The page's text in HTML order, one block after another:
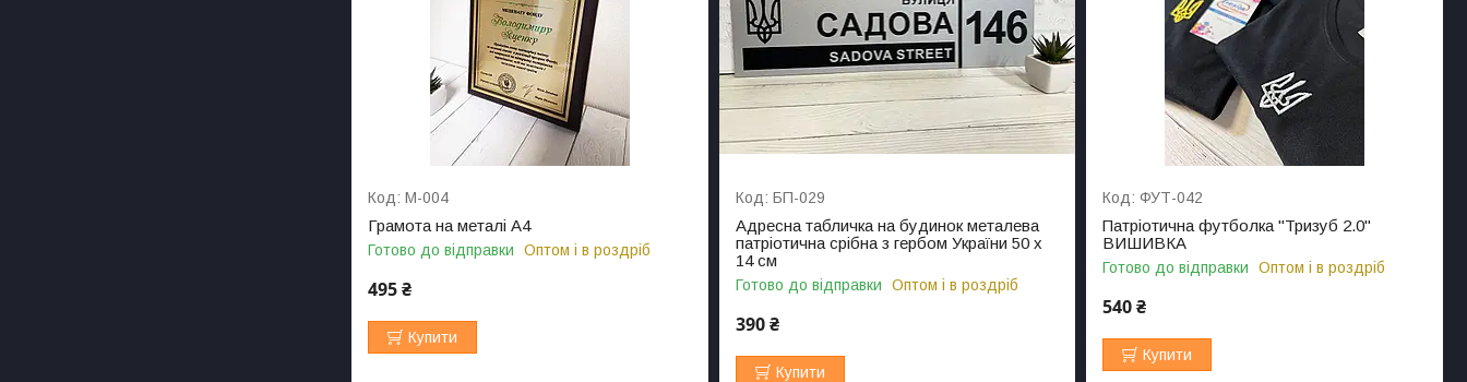
М-004
Грамота на металі А4
Готово до відправки Оптом і в роздріб
495 ₴
Купити
БП-029
Адресна табличка на будинок металева
патріотична срібна з гербом України 50 х
14 см
Готово до відправки Оптом і в роздріб
390 ₴
Купити
ФУТ-042
Патріотична футболка "Тризуб 2.0"
ВИШИВКА
Готово до відправки Оптом і в роздріб
540 ₴
Купити